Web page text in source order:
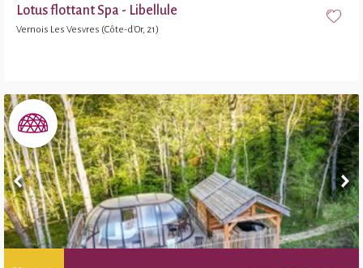
Lotus flottant Spa - Libellule
Vernois Les Vesvres (Côte-d'Or, 21)